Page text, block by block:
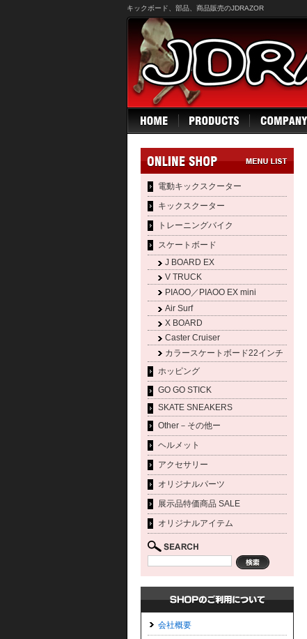
キックボード、部品、商品販売のJDRAZOR
電動キックスクーター
キックスクーター
トレーニングバイク
スケートボード
J BOARD EX
V TRUCK
PIAOO／PIAOO EX mini
Air Surf
X BOARD
Caster Cruiser
カラースケートボード22インチ
ホッピング
GO GO STICK
SKATE SNEAKERS
Other－その他ー
ヘルメット
アクセサリー
オリジナルパーツ
展示品特価商品 SALE
オリジナルアイテム
会社概要